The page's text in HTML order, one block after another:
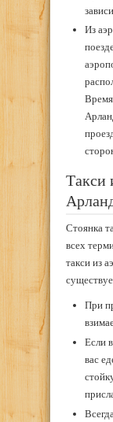
Из
Время
Такси
Стоянка
всех
такси из
При
Если
вас